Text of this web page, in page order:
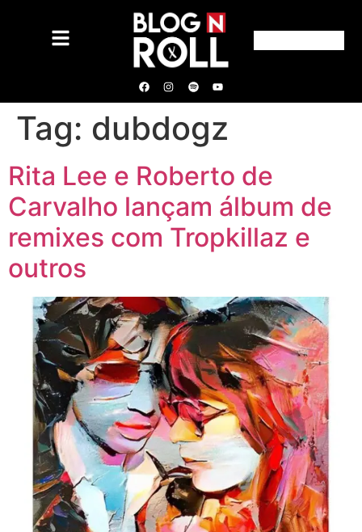
Tag: dubdogz
Rita Lee e Roberto de
Carvalho lançam álbum de
remixes com Tropkillaz e
outros